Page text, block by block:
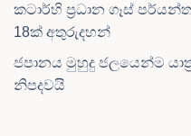
කටාර්හි ප්‍රධාන ගෑස්
18ක් අතුරුදහන්
ජපානය මුහුදු ජලයෙන්ම
නිපදවයි